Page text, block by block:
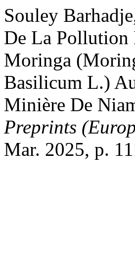
Souley
De La Pollution
Moringa
Basilicum L.)
Minière De
Preprints
Mar. 2025, p.